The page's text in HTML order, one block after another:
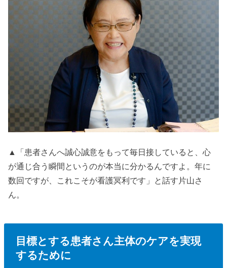
▲「患者さんへ誠心誠意をもって毎日接していると、心
が通じ合う瞬間というのが本当に分かるんですよ。年に
数回ですが、これこそが看護冥利です」と話す片山さ
ん。
目標とする患者さん主体のケアを実現
するために